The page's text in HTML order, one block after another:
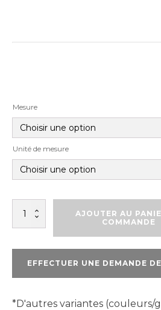
Mesure
Unité de mesure
quantité
AJOUTER AU
COMMANDE
EFFECTUER UNE DEMANDE
*D'autres variantes (couleurs/